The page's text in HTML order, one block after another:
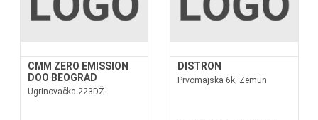
CMM ZERO EMISSION
DOO BEOGRAD
Ugrinovačka 223DŽ
DISTRON
Prvomajska 6k, Zemun